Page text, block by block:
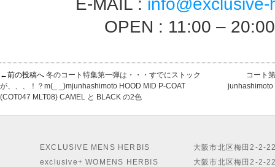
E-MAIL :
OPEN : 11:00 –
←前の投稿へ 冬のコート特集第一弾は・・・すでにストック
が、、、！？m(_ _)mjunhashimoto HOOD MID P-COAT
(COT047 MLT08) CAMEL と BLACK の2色
コート
junhashimoto
EXCLUSIVE MENS HERBIS
exclusive+ WOMENS HERBIS
大阪市北区梅田2-2-
大阪市北区梅田2-2-